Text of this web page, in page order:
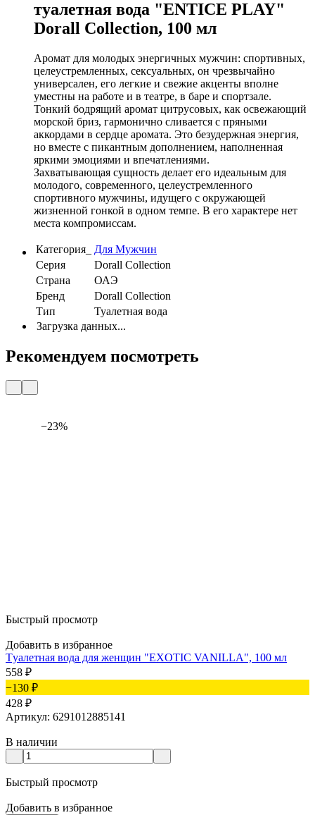
туалетная вода "ENTICE PLAY"
Dorall Collection, 100 мл
Аромат для молодых энергичных мужчин: спортивных,
целеустремленных, сексуальных, он чрезвычайно
универсален, его легкие и свежие акценты вполне
уместны на работе и в театре, в баре и спортзале.
Тонкий бодрящий аромат цитрусовых, как освежающий
морской бриз, гармонично сливается с пряными
аккордами в сердце аромата. Это безудержная энергия,
но вместе с пикантным дополнением, наполненная
яркими эмоциями и впечатлениями.
Захватывающая сущность делает его идеальным для
молодого, современного, целеустремленного
спортивного мужчины, идущего с окружающей
жизненной гонкой в одном темпе. В его характере нет
места компромиссам.
Категория_
Для Мужчин
Серия
Dorall Collection
Страна
ОАЭ
Бренд
Dorall Collection
Тип
Туалетная вода
Загрузка данных...
Рекомендуем посмотреть
−23%
Быстрый просмотр
Добавить в избранное
Tуалетная вода для женщин "EXOTIC VANILLA", 100 мл
558 ₽
−130 ₽
428 ₽
Артикул: 6291012885141
В наличии
Быстрый просмотр
Добавить в избранное